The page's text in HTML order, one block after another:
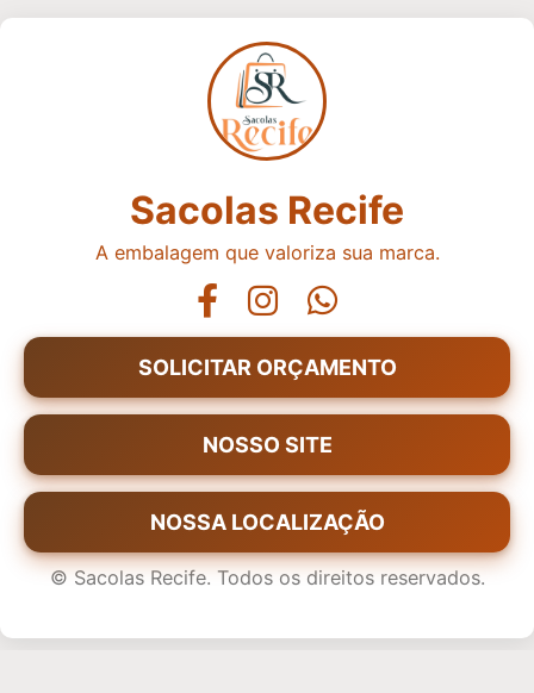
Sacolas Recife
A embalagem que valoriza sua marca.
SOLICITAR ORÇAMENTO
NOSSO SITE
NOSSA LOCALIZAÇÃO
© Sacolas Recife. Todos os direitos reservados.